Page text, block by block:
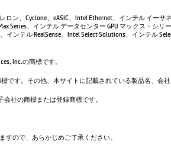
ン、Cyclone、eASIC、Intel Ethernet、インテル イー
Series、インテル データセンター GPU マックス・シ
インテル RealSense、Intel Select Solutions、インテル
Inc.の商標です。
です。その他、本サイトに記載されている製品名、会
会社の商標または登録商標です。
ので、あらかじめご了承ください。